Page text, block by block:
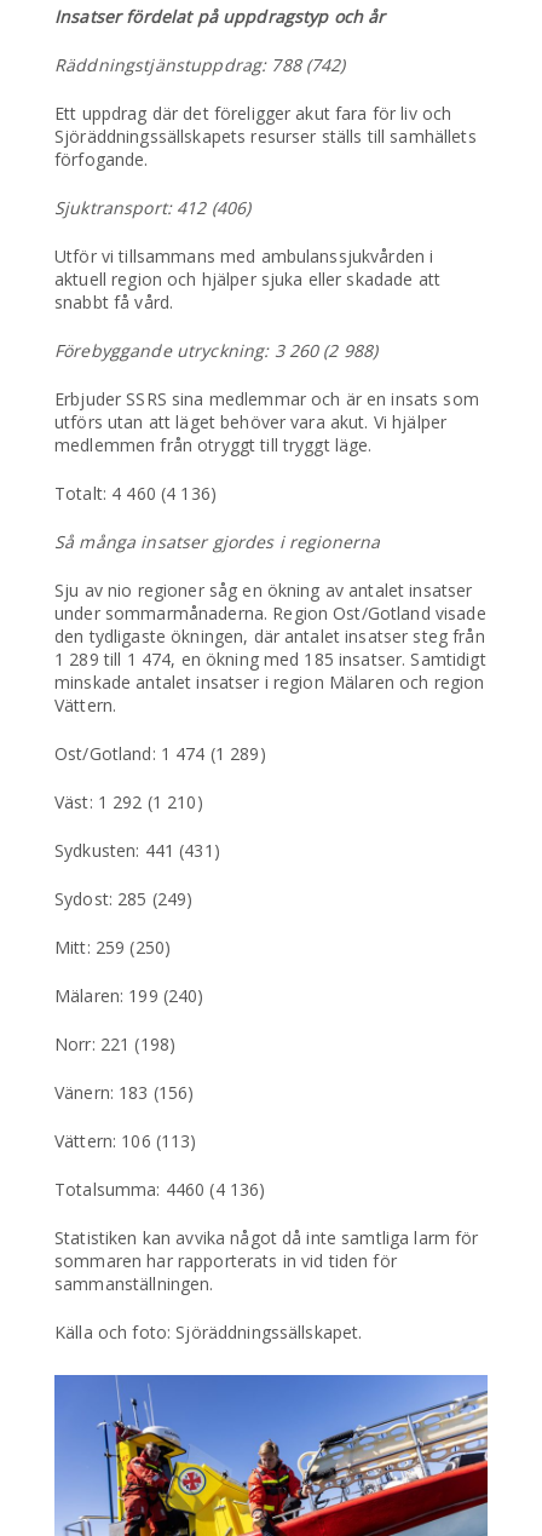
Insatser fördelat på uppdragstyp och år
Räddningstjänstuppdrag: 788 (742)
Ett uppdrag där det föreligger akut fara för liv och
Sjöräddningssällskapets resurser ställs till samhällets
förfogande.
Sjuktransport: 412 (406)
Utför vi tillsammans med ambulanssjukvården i
aktuell region och hjälper sjuka eller skadade att
snabbt få vård.
Förebyggande utryckning: 3 260 (2 988)
Erbjuder SSRS sina medlemmar och är en insats som
utförs utan att läget behöver vara akut. Vi hjälper
medlemmen från otryggt till tryggt läge.
Totalt: 4 460 (4 136)
Så många insatser gjordes i regionerna
Sju av nio regioner såg en ökning av antalet insatser
under sommarmånaderna. Region Ost/Gotland visade
den tydligaste ökningen, där antalet insatser steg från
1 289 till 1 474, en ökning med 185 insatser. Samtidigt
minskade antalet insatser i region Mälaren och region
Vättern.
Ost/Gotland: 1 474 (1 289)
Väst: 1 292 (1 210)
Sydkusten: 441 (431)
Sydost: 285 (249)
Mitt: 259 (250)
Mälaren: 199 (240)
Norr: 221 (198)
Vänern: 183 (156)
Vättern: 106 (113)
Totalsumma: 4460 (4 136)
Statistiken kan avvika något då inte samtliga larm för
sommaren har rapporterats in vid tiden för
sammanställningen.
Källa och foto: Sjöräddningssällskapet.